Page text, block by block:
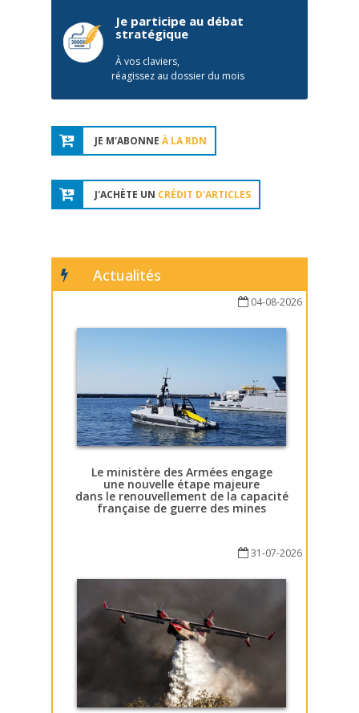
Je participe au débat
stratégique
À vos claviers,
réagissez au dossier du mois
JE M'ABONNE À LA RDN
J'ACHÈTE UN CRÉDIT D'ARTICLES
Actualités
04-08-2026
Le ministère des Armées engage
une nouvelle étape majeure
dans le renouvellement de la capacité
française de guerre des mines
31-07-2026